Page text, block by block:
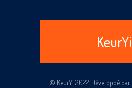
KeurYi
© KeurYi 2022. Développé par